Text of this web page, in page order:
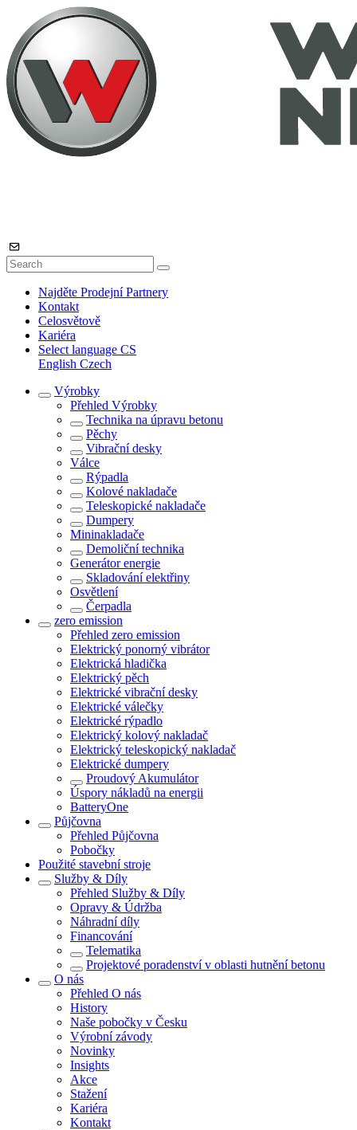
Najděte Prodejní Partnery
Kontakt
Celosvětově
Kariéra
Select language CS
English Czech
Výrobky
Přehled Výrobky
Technika na úpravu betonu
Pěchy
Vibrační desky
Válce
Rýpadla
Kolové nakladače
Teleskopické nakladače
Dumpery
Mininakladače
Demoliční technika
Generátor energie
Skladování elektřiny
Osvětlení
Čerpadla
zero emission
Přehled zero emission
Elektrický ponorný vibrátor
Elektrická hladička
Elektrický pěch
Elektrické vibrační desky
Elektrické válečky
Elektrické rýpadlo
Elektrický kolový nakladač
Elektrický teleskopický nakladač
Elektrické dumpery
Proudový Akumulátor
Úspory nákladů na energii
BatteryOne
Půjčovna
Přehled Půjčovna
Pobočky
Použité stavební stroje
Služby & Díly
Přehled Služby & Díly
Opravy & Údržba
Náhradní díly
Financování
Telematika
Projektové poradenství v oblasti hutnění betonu
O nás
Přehled O nás
History
Naše pobočky v Česku
Výrobní závody
Novinky
Insights
Akce
Stažení
Kariéra
Kontakt